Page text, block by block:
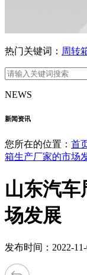
热门关键词： 周转
NEWS
新闻资讯
您所在的位置： 首
箱生产厂家的市场
山东汽车
场发展
发布时间：2022-